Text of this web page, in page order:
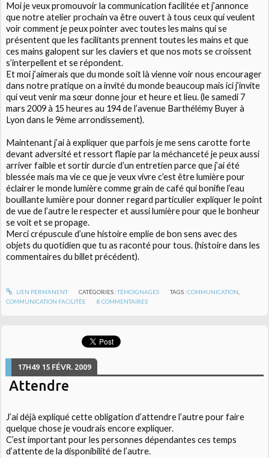
Moi je veux promouvoir la communication facilitée et j’annonce
que notre atelier prochain va être ouvert à tous ceux qui veulent
voir comment je peux pointer avec toutes les mains qui se
présentent que les facilitants prennent toutes les mains et que
ces mains galopent sur les claviers et que nos mots se croissent
s’interpellent et se répondent.
Et moi j’aimerais que du monde soit là vienne voir nous encourager
dans notre pratique on a invité du monde beaucoup mais ici j’invite
qui veut venir ma sœur donne jour et heure et lieu. (le samedi 7
mars 2009 à 15 heures au 194 de l’avenue Barthélémy Buyer à
Lyon dans le 9ème arrondissement).
Maintenant j’ai à expliquer que parfois je me sens carotte forte
devant adversité et ressort flapie par la méchanceté je peux aussi
arriver faible et sortir durcie d’un entretien parce que j’ai été
blessée mais ma vie ce que je veux vivre c’est être lumière pour
éclairer le monde lumière comme grain de café qui bonifie l’eau
bouillante lumière pour donner regard particulier expliquer le point
de vue de l’autre le respecter et aussi lumière pour que le bonheur
se voit et se propage.
Merci crépuscule d’une histoire emplie de bon sens avec des
objets du quotidien que tu as raconté pour tous. (histoire dans les
commentaires du billet précédent).
LIEN PERMANENT CATÉGORIES :TÉMOIGNAGES TAGS :COMMUNICATION
COMMUNICATION FACILITÉE
8 COMMENTAIRES
17H49 15 FÉVR. 2009
Attendre
J’ai déjà expliqué cette obligation d’attendre l’autre pour faire
quelque chose je voudrais encore expliquer.
C’est important pour les personnes dépendantes ces temps
d’attente de la disponibilité de l’autre.